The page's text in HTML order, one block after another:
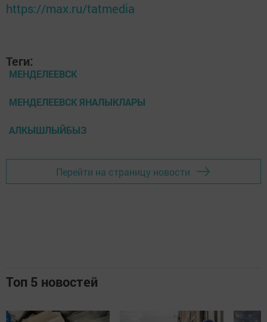
https://max.ru/tatmedia
Теги:
МЕНДЕЛЕЕВСК
МЕНДЕЛЕЕВСК ЯНАЛЫКЛАРЫ
АЛКЫШЛЫЙБЫЗ
Перейти на страницу новости
Топ 5 новостей